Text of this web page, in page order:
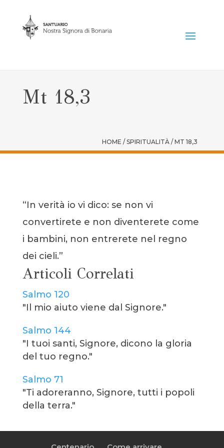
Mt 18,3
HOME / SPIRITUALITÀ / MT 18,3
“In verità io vi dico: se non vi
convertirete e non diventerete come
i bambini, non entrerete nel regno
dei cieli.”
Articoli Correlati
Salmo 120
"Il mio aiuto viene dal Signore."
Salmo 144
"I tuoi santi, Signore, dicono la gloria
del tuo regno."
Salmo 71
"Ti adoreranno, Signore, tutti i popoli
della terra."